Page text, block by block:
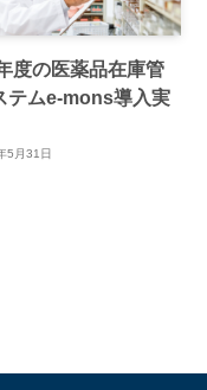
度の医薬品在庫管
テムe-mons導入実
5月31日